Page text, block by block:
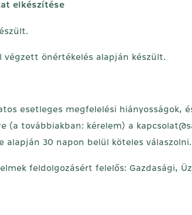
elkészítése
végzett önértékelés alapján készült.
esetleges megfelelési hiányosságok,
(a továbbiakban: kérelem) a
alapján 30 napon belül köteles válaszolni.
feldolgozásért felelős: Gazdasági,